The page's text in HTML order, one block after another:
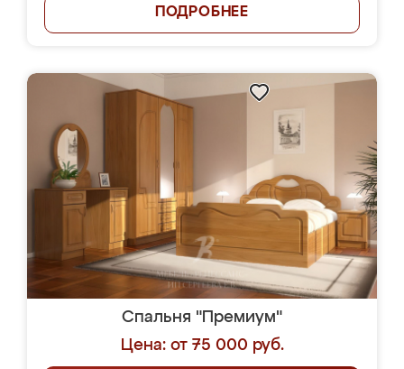
ПОДРОБНЕЕ
Спальня "Премиум"
Цена: от 75 000 руб.